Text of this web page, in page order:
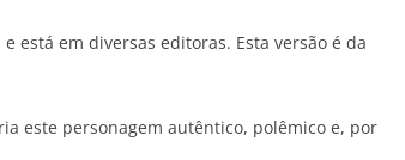
está em diversas editoras. Esta versão é da
este personagem autêntico, polêmico e, por